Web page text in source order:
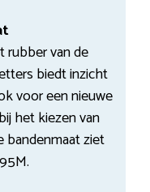
rubber van de
biedt inzicht
voor een nieuwe
het kiezen van
bandenmaat ziet